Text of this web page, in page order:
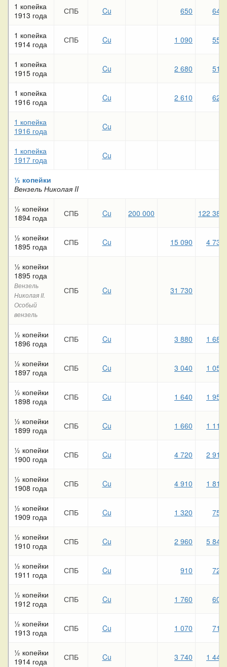
1 копейка
1913 года
СПБ Cu 650 640
1 копейка
1914 года
СПБ Cu 1 090 550
1 копейка
1915 года
Cu 2 680 510
1 копейка
1916 года
Cu 2 610 620
1 копейка
1916 года
Cu
1 копейка
1917 года
Cu
½ копейки
Вензель Николая II
½ копейки
1894 года
СПБ Cu 200 000 122 380
½ копейки
1895 года
СПБ Cu 15 090 4 730
½ копейки
1895 года
Вензель
Николая II.
Особый
вензель
СПБ Cu 31 730
½ копейки
1896 года
СПБ Cu 3 880 1 680
½ копейки
1897 года
СПБ Cu 3 040 1 050
½ копейки
1898 года
СПБ Cu 1 640 1 950
½ копейки
1899 года
СПБ Cu 1 660 1 110
½ копейки
1900 года
СПБ Cu 4 720 2 910
½ копейки
1908 года
СПБ Cu 4 910 1 810
½ копейки
1909 года
СПБ Cu 1 320 750
½ копейки
1910 года
СПБ Cu 2 960 5 840
½ копейки
1911 года
СПБ Cu 910 720
½ копейки
1912 года
СПБ Cu 1 760 600
½ копейки
1913 года
СПБ Cu 1 070 710
½ копейки
1914 года
СПБ Cu 3 740 1 440